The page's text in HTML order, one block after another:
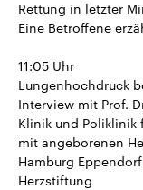
Rettung in letzter
Eine Betroffene
11:05 Uhr
Lungenhochdruck
Interview mit Prof.
Klinik und Poliklinik
mit angeborenen
Hamburg
Herzstiftung